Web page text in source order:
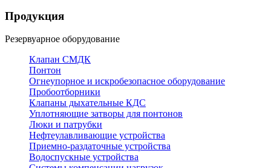
Продукция
Резервуарное оборудование
Клапан СМДК
Понтон
Огнеупорное и искробезопасное оборудование
Пробоотборники
Клапаны дыхательные КДС
Уплотняющие затворы для понтонов
Люки и патрубки
Нефтеулавливающие устройства
Приемно-раздаточные устройства
Водоспускные устройства